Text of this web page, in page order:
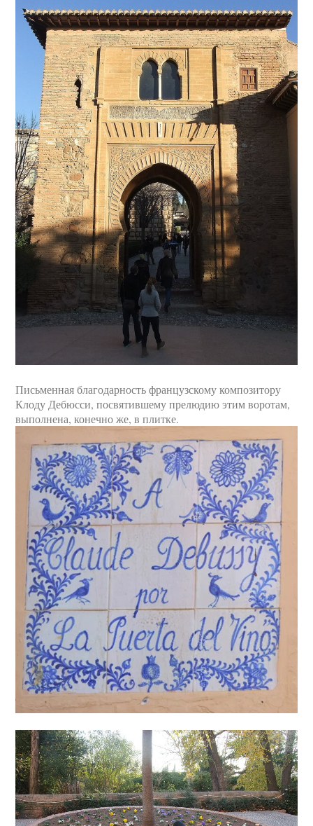
Письменная благодарность французскому композитору
Клоду Дебюсси, посвятившему прелюдию этим воротам,
выполнена, конечно же, в плитке.